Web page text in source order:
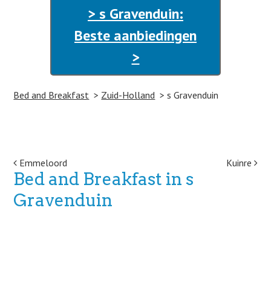
> s Gravenduin:
Beste aanbiedingen
>
Bed and Breakfast Zuid-Holland s Gravenduin
Post navigation
Emmeloord Kuinre
Bed and Breakfast in s
Gravenduin